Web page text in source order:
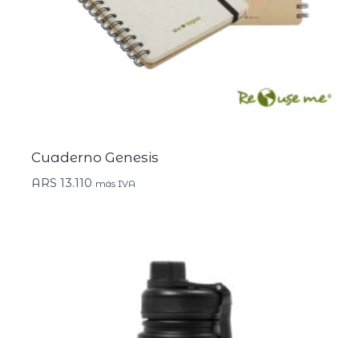
Cuaderno Genesis
ARS 13.110 más IVA